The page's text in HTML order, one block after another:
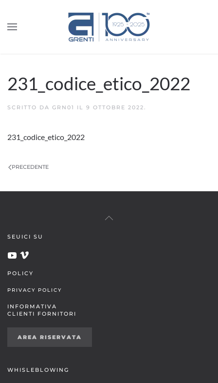
231_codice_etico_2022
SCRITTO DA GRN01 IL 9 OTTOBRE 2022.
231_codice_etico_2022
PRECEDENTE
SEUICI SU
POLICY
PRIVACY POLICY
INFORMATIVA
CLIENTI FORNITORI
AREA RISERVATA
WHISLEBLOWING